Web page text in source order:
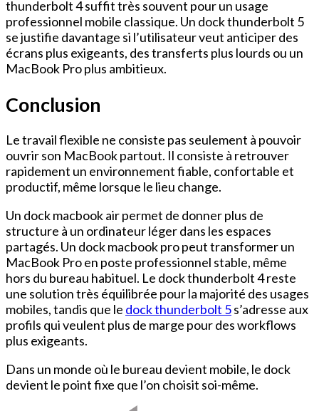
thunderbolt 4 suffit très souvent pour un usage
professionnel mobile classique. Un dock thunderbolt 5
se justifie davantage si l’utilisateur veut anticiper des
écrans plus exigeants, des transferts plus lourds ou un
MacBook Pro plus ambitieux.
Conclusion
Le travail flexible ne consiste pas seulement à pouvoir
ouvrir son MacBook partout. Il consiste à retrouver
rapidement un environnement fiable, confortable et
productif, même lorsque le lieu change.
Un dock macbook air permet de donner plus de
structure à un ordinateur léger dans les espaces
partagés. Un dock macbook pro peut transformer un
MacBook Pro en poste professionnel stable, même
hors du bureau habituel. Le dock thunderbolt 4 reste
une solution très équilibrée pour la majorité des usages
mobiles, tandis que le dock thunderbolt 5s’adresse aux
profils qui veulent plus de marge pour des workflows
plus exigeants.
Dans un monde où le bureau devient mobile, le dock
devient le point fixe que l’on choisit soi-même.